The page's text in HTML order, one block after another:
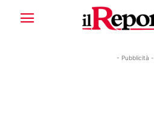
- Pubblicità -